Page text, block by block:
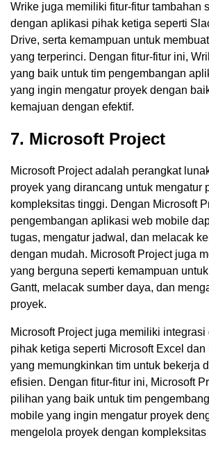
Wrike juga memiliki fitur-fitur tambahan
dengan aplikasi pihak ketiga seperti
Drive, serta kemampuan untuk
yang terperinci. Dengan fitur-fitur ini,
yang baik untuk tim pengembangan
yang ingin mengatur proyek dengan
kemajuan dengan efektif.
7. Microsoft Project
Microsoft Project adalah perangkat
proyek yang dirancang untuk mengatur
kompleksitas tinggi. Dengan Microsoft
pengembangan aplikasi web mobile
tugas, mengatur jadwal, dan melacak
dengan mudah. Microsoft Project juga
yang berguna seperti kemampuan
Gantt, melacak sumber daya, dan
proyek.
Microsoft Project juga memiliki
pihak ketiga seperti Microsoft Excel dan
yang memungkinkan tim untuk bekerja
efisien. Dengan fitur-fitur ini, Microsoft
pilihan yang baik untuk tim
mobile yang ingin mengatur proyek
mengelola proyek dengan kompleksitas